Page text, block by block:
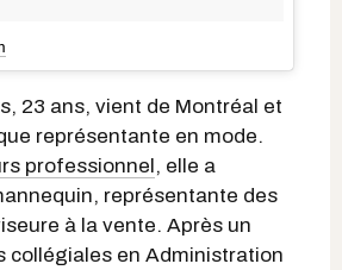
23 ans, vient de Montréal et
représentante en mode.
professionnel, elle a
représentante des
à la vente. Après un
collégiales en Administration